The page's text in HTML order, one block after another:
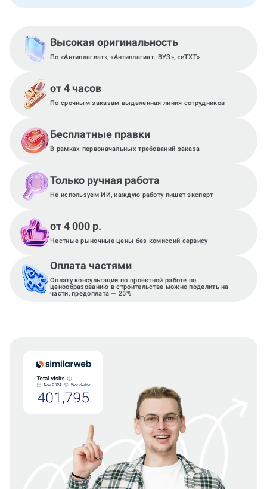
Высокая оригинальность
По «Антиплагиат», «Антиплагиат. ВУЗ», «eTXT»
от 4 часов
По срочным заказам выделенная линия сотрудников
Бесплатные правки
В рамках первоначальных требований заказа
Только ручная работа
Не используем ИИ, каждую работу пишет эксперт
от 4 000 р.
Честные рыночные цены без комиссий сервису
Оплата частями
Оплату консультации по проектной работе по
ценообразованию в строительстве можно поделить на
части, предоплата — 25%